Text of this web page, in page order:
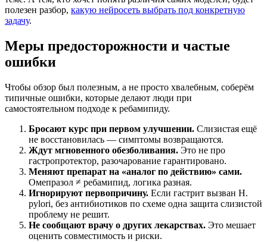
полезен разбор, какую нейросеть выбрать под конкретную
задачу.
Меры предосторожности и частые
ошибки
Чтобы обзор был полезным, а не просто хвалебным, соберём
типичные ошибки, которые делают люди при
самостоятельном подходе к ребамипиду.
Бросают курс при первом улучшении. Слизистая ещё
не восстановилась — симптомы возвращаются.
Ждут мгновенного обезболивания. Это не про
гастропротектор, разочарование гарантировано.
Меняют препарат на «аналог по действию» сами.
Омепразол ≠ ребамипид, логика разная.
Игнорируют первопричину. Если гастрит вызван H.
pylori, без антибиотиков по схеме одна защита слизистой
проблему не решит.
Не сообщают врачу о других лекарствах. Это мешает
оценить совместимость и риски.